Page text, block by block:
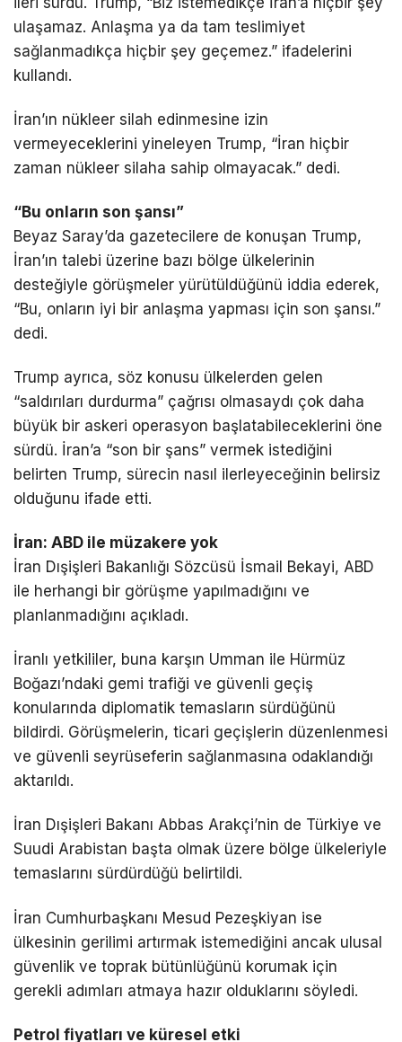
ulaşamaz. Anlaşma ya da tam teslimiyet
sağlanmadıkça hiçbir şey geçemez.” ifadelerini
kullandı.
İran’ın nükleer silah edinmesine izin
vermeyeceklerini yineleyen Trump, “İran hiçbir
zaman nükleer silaha sahip olmayacak.” dedi.
“Bu onların son şansı”
Beyaz Saray’da gazetecilere de konuşan Trump,
İran’ın talebi üzerine bazı bölge ülkelerinin
desteğiyle görüşmeler yürütüldüğünü iddia ederek,
“Bu, onların iyi bir anlaşma yapması için son şansı.”
dedi.
Trump ayrıca, söz konusu ülkelerden gelen
“saldırıları durdurma” çağrısı olmasaydı çok daha
büyük bir askeri operasyon başlatabileceklerini öne
sürdü. İran’a “son bir şans” vermek istediğini
belirten Trump, sürecin nasıl ilerleyeceğinin belirsiz
olduğunu ifade etti.
İran: ABD ile müzakere yok
İran Dışişleri Bakanlığı Sözcüsü İsmail Bekayi, ABD
ile herhangi bir görüşme yapılmadığını ve
planlanmadığını açıkladı.
İranlı yetkililer, buna karşın Umman ile Hürmüz
Boğazı’ndaki gemi trafiği ve güvenli geçiş
konularında diplomatik temasların sürdüğünü
bildirdi. Görüşmelerin, ticari geçişlerin düzenlenmesi
ve güvenli seyrüseferin sağlanmasına odaklandığı
aktarıldı.
İran Dışişleri Bakanı Abbas Arakçi’nin de Türkiye ve
Suudi Arabistan başta olmak üzere bölge ülkeleriyle
temaslarını sürdürdüğü belirtildi.
İran Cumhurbaşkanı Mesud Pezeşkiyan ise
ülkesinin gerilimi artırmak istemediğini ancak ulusal
güvenlik ve toprak bütünlüğünü korumak için
gerekli adımları atmaya hazır olduklarını söyledi.
Petrol fiyatları ve küresel etki